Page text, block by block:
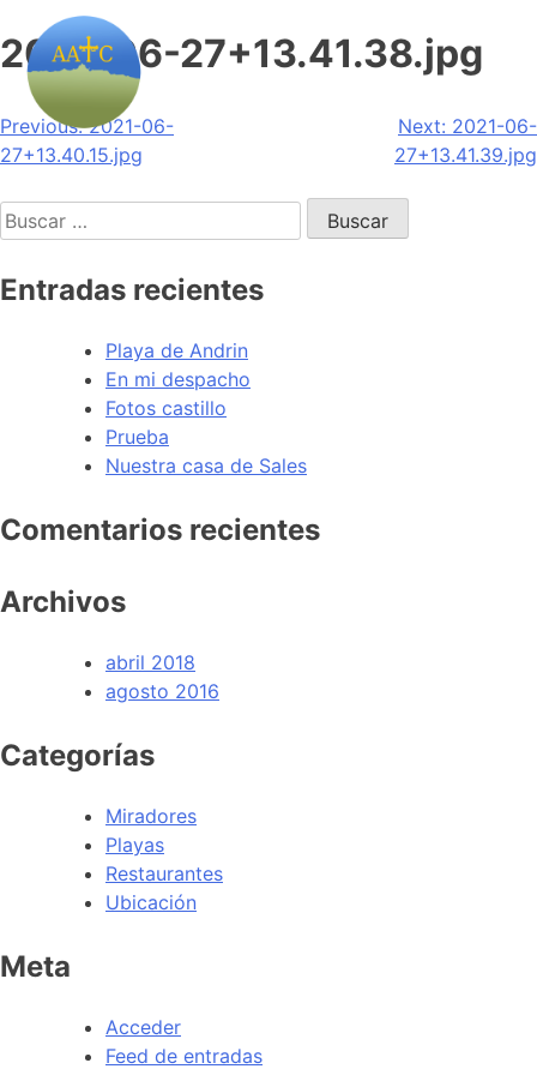
2021-06-27+13.41.38.jpg
Navegación
de
entradas
Previous: 2021-06-
27+13.40.15.jpg
Next: 2021-06-
27+13.41.39.jpg
Buscar:
Entradas recientes
Playa de Andrin
En mi despacho
Fotos castillo
Prueba
Nuestra casa de Sales
Comentarios recientes
Archivos
abril 2018
agosto 2016
Categorías
Miradores
Playas
Restaurantes
Ubicación
Meta
Acceder
Feed de entradas